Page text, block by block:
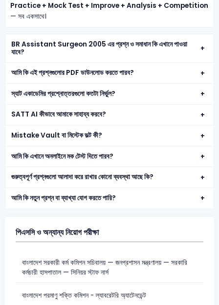
Practice + Mock Test + Improve + Analysis + Competition
— সব একসাথে।
BR Assistant Surgeon 2005 এর প্রশ্ন ও সমাধান কি এখানে পাওয়া
যাবে?
আমি কি এই প্রশ্নগুলোর PDF ডাউনলোড করতে পারব?
স্যাট একাডেমির প্রশ্নোত্তরগুলো কতটা নির্ভুল?
SATT AI কীভাবে আমাকে সাহায্য করবে?
Mistake Vault বা মিস্টেক ভল্ট কী?
আমি কি এখানে অনলাইনে মক টেস্ট দিতে পারব?
গুরুত্বপূর্ণ প্রশ্নগুলো আলাদা করে রাখার কোনো ব্যবস্থা আছে কি?
আমি কি নতুন প্রশ্ন বা ব্যাখ্যা যোগ করতে পারি?
পিএসসি ও অন্যান্য নিয়োগ পরীক্ষা
বাংলাদেশ সরকারী কর্ম কমিশন সচিবালয় — জনপ্রশাসন মন্ত্রণালয় — সরকারি
কর্মচারী হাসপাতাল — সিনিয়র স্টাফ নার্স
বাংলাদেশ পরমাণু শক্তি কমিশন - ল্যাবরেটরি অ্যাটেনডেন্ট